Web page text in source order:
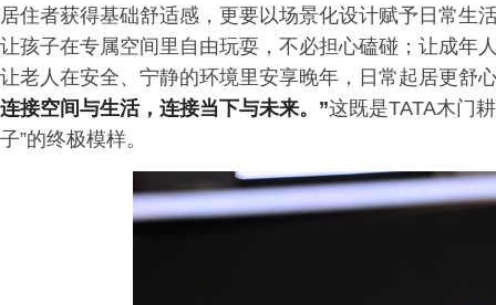
居住者获得基础舒适感，更要以场景化设计赋予日常生
让孩子在专属空间里自由玩耍，不必担心磕碰；让成年
让老人在安全、宁静的环境里安享晚年，日常起居更舒
连接空间与生活，连接当下与未来。”这既是TATA木门
子”的终极模样。